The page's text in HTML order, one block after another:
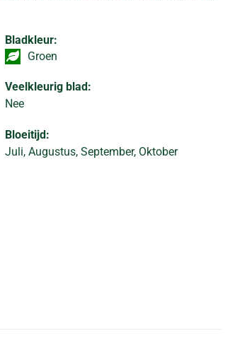
Bladkleur:
Groen
Veelkleurig blad:
Nee
Bloeitijd:
Juli, Augustus, September, Oktober